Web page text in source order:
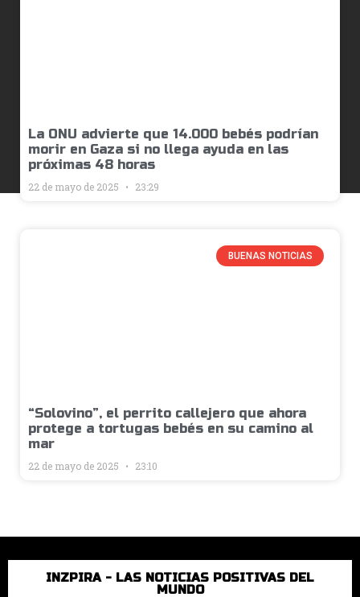
La ONU advierte que 14.000 bebés podrían
morir en Gaza si no llega ayuda en las
próximas 48 horas
22 de mayo de 2025 23:29
BUENAS NOTICIAS
“Solovino”, el perrito callejero que ahora
protege a tortugas bebés en su camino al
mar
22 de mayo de 2025 23:10
INZPIRA - LAS NOTICIAS POSITIVAS DEL
MUNDO